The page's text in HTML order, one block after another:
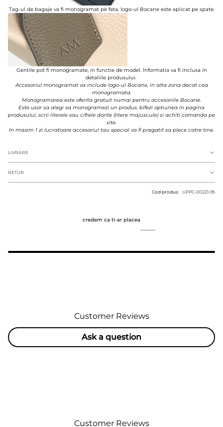
Tag-ul de bagaje va fi monogramat pe fata, logo-ul Bocane este aplicat pe spate.
Gentile pot fi monogramate, in functie de model. Informatia va fi inclusa in
detaliile produsului.
Accesoriul monogramat va include logo-ul Bocane, in alta zona decat cea
monogramata.
Monogramarea este oferita gratuit numai pentru accesoriile Bocane.
Este usor sa alegi sa monogramezi un produs: bifezi optiunea in pagina
produsului, scrii literele sau cifrele dorite (litere majuscule) si achiti comanda pe
site.
In maxim 1 zi lucratoare accesoriul tau special va fi pregatit sa plece catre tine.
LIVRARE
RETUR
Cod produs: UPPC-00221-95
credem ca ti-ar placea
Customer Reviews
Ask a question
Customer Reviews